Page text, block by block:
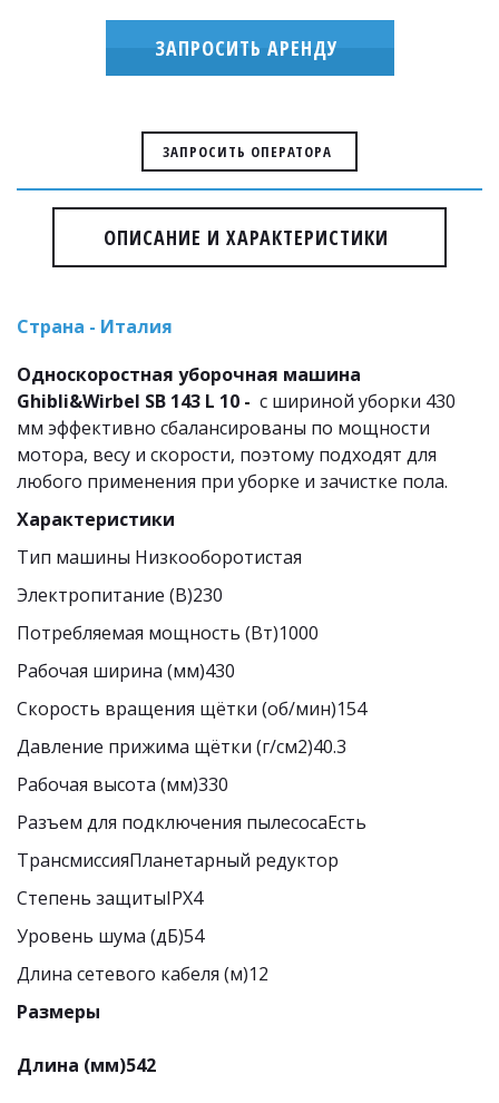
ЗАПРОСИТЬ АРЕНДУ
ЗАПРОСИТЬ ОПЕРАТОРА
ОПИСАНИЕ И ХАРАКТЕРИСТИКИ
Страна - Италия
Односкоростная уборочная машина
Ghibli&Wirbel SB 143 L 10 - с шириной уборки 430
мм эффективно сбалансированы по мощности
мотора, весу и скорости, поэтому подходят для
любого применения при уборке и зачистке пола.
Характеристики
Тип машины Низкооборотистая
Электропитание (В)230
Потребляемая мощность (Вт)1000
Рабочая ширина (мм)430
Скорость вращения щётки (об/мин)154
Давление прижима щётки (г/см2)40.3
Рабочая высота (мм)330
Разъем для подключения пылесосаЕсть
ТрансмиссияПланетарный редуктор
Степень защитыIPX4
Уровень шума (дБ)54
Длина сетевого кабеля (м)12
Размеры
Длина (мм)542